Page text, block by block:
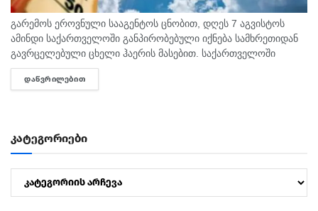
გარემოს ეროვნული სააგენტოს ცნობით, დღეს 7 აგვისტოს
ამინდი საქართველოში განპირობებული იქნება სამხრეთიდან
გავრცელებული ცხელი ჰაერის მასებით. საქართველოში
მოსალოდნელია: დროგამოშვებით ღრუბლიანობის მომატება.
უმეტესად უნალექოდ. იქროლებსაღმოსავლეთის
ᲓᲐᲬᲕᲠᲘᲚᲔᲑᲘᲗ
კატეგორიები
კატეგორიები